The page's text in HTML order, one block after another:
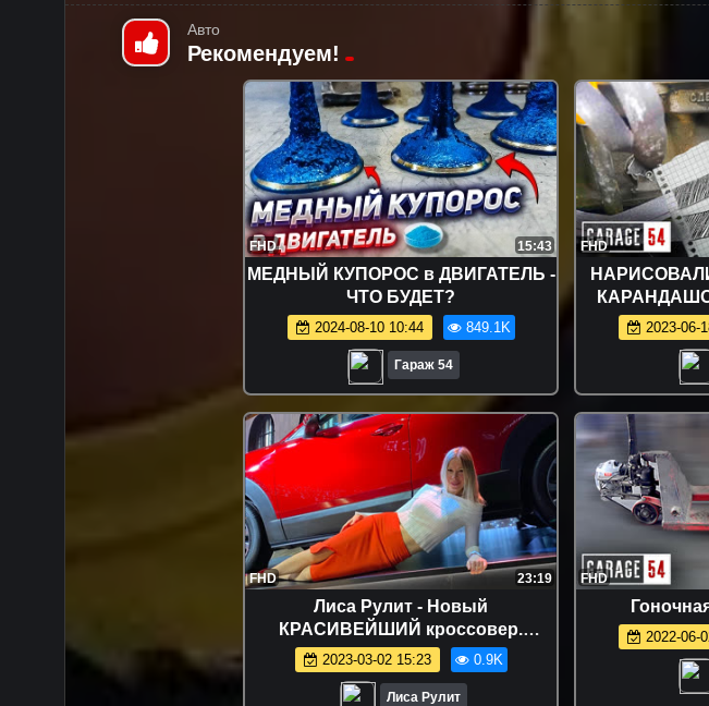
Авто
Рекомендуем!
FHD 15:43
МЕДНЫЙ КУПОРОС в ДВИГАТЕЛЬ -
ЧТО БУДЕТ?
2024-08-10 10:44 849.1K
Гараж 54
FHD
2023-06-
FHD 23:19
Лиса Рулит - Новый
КРАСИВЕЙШИЙ кроссовер.
Конкурент Шкода Карок, Ниссан
Кашкай, Рено Аркана. Mazda CX-30
2023-03-02 15:23 0.9K
Лиса Рулит
FHD
2022-06-